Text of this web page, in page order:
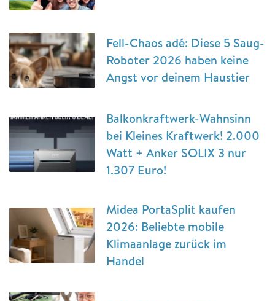
Fell-Chaos adé: Diese 5 Saug-
Roboter 2026 haben keine
Angst vor deinem Haustier
Balkonkraftwerk-Wahnsinn
bei Kleines Kraftwerk! 2.000
Watt + Anker SOLIX 3 nur
1.307 Euro!
Midea PortaSplit kaufen
2026: Beliebte mobile
Klimaanlage zurück im
Handel